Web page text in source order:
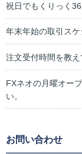
祝日でもくりっく
年末年始の取引ス
注文受付時間を教え
FXネオの月曜オー
い。
お問い合わせ